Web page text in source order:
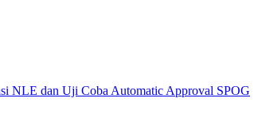
NLE dan Uji Coba Automatic Approval SPOG